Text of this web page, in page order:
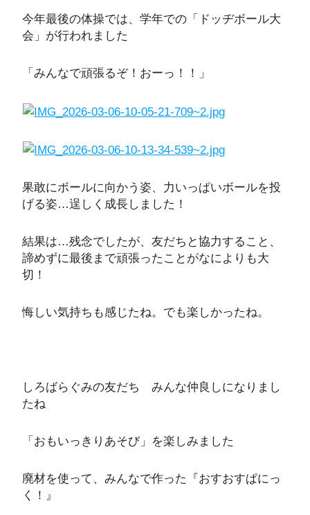
今年最後の体操では、学年での「ドッヂボール大
会」が行われました
「みんなで頑張るぞ！おーっ！！」
果敢にボールに向かう姿、力いっぱいボールを投
げる姿…逞しく成長しました！
結果は…残念でしたが、友だちと協力すること、
諦めずに最後まで頑張ったことがなによりも大
切！
悔しい気持ちも感じたね。でも楽しかったね。
しろばらぐみの友だち みんな仲良しになりまし
たね
「おもいっきりあそび」を楽しみました
廃材を使って、みんなで作った『おすおすぱにっ
く！』